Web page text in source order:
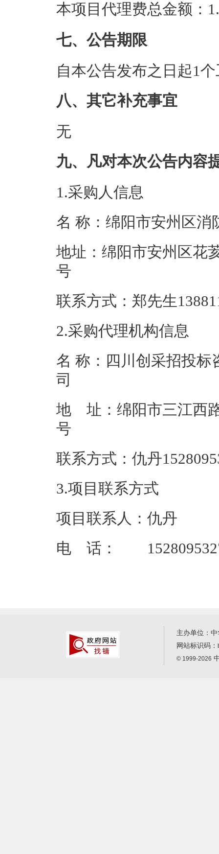
本项目代理费总金额：
七、公告期限
自本公告发布之日起1
八、其它补充事宜
无
九、凡对本次公告内容
1.采购人信息
名 称：绵阳市安
地址：绵阳市安州区花
号
联系方式：郑先
2.采购代理机构信息
名 称：四川创采招投标
地 址：绵阳市三江西
联系方式：
3.项目联系方式
项目联系人：仇丹
电 话：
主办单位：
网站标识码：
© 1999-2026